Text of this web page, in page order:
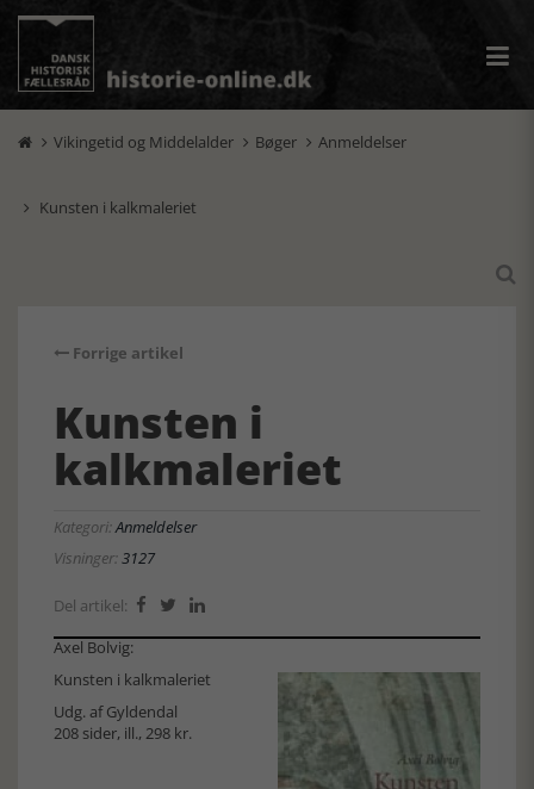
 Vikingetid og Middelalder  Bøger  Anmeldelser
 Kunsten i kalkmaleriet

Forrige artikel
Kunsten i
kalkmaleriet
Kategori:Anmeldelser
Visninger:3127
Del artikel:   
Axel Bolvig:
Kunsten i kalkmaleriet
Udg. af Gyldendal
208 sider, ill., 298 kr.